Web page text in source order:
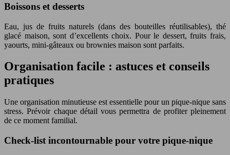
Boissons et desserts
Eau, jus de fruits naturels (dans des bouteilles réutilisables), thé
glacé maison, sont d’excellents choix. Pour le dessert, fruits frais,
yaourts, mini-gâteaux ou brownies maison sont parfaits.
Organisation facile : astuces et conseils
pratiques
Une organisation minutieuse est essentielle pour un pique-nique sans
stress. Prévoir chaque détail vous permettra de profiter pleinement
de ce moment familial.
Check-list incontournable pour votre pique-nique